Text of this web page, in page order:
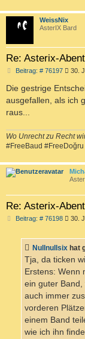
WeissNix
AsterIX Bard
Re: Asterix-
Beitrag: # 76197B
i
r
30.
Die gestrige
ausgefallen, als ich
raus...
Wo Unrecht zu Recht
#FreeBaud #FreeDoğru
Re: Asterix-
Beitrag: # 76198B
r
a
30.
Nullnullsix hat
Tja, da ticken
Erstens: Wenn
ein guter
auch immer
vorderen
einem Band
wie ich ihn finde.